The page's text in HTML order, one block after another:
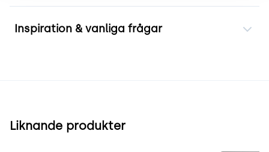
Inspiration & vanliga frågar
Liknande produkter